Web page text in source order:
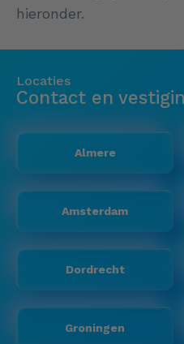
hieronder.
Locaties
Contact en
Almere
Amsterdam
Dordrecht
Groningen